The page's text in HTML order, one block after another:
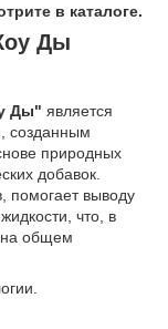
в каталоге.
Ды
Ды" является
созданным
природных
добавок.
помогает выводу
что, в
на общем